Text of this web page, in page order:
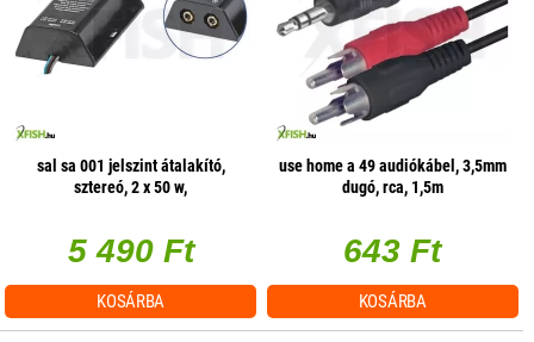
sal sa 001 jelszint átalakító,
sztereó, 2 x 50 w,
5 490 Ft
KOSÁRBA
use home a 49 audiókábel, 3,5mm
dugó, rca, 1,5m
643 Ft
KOSÁRBA